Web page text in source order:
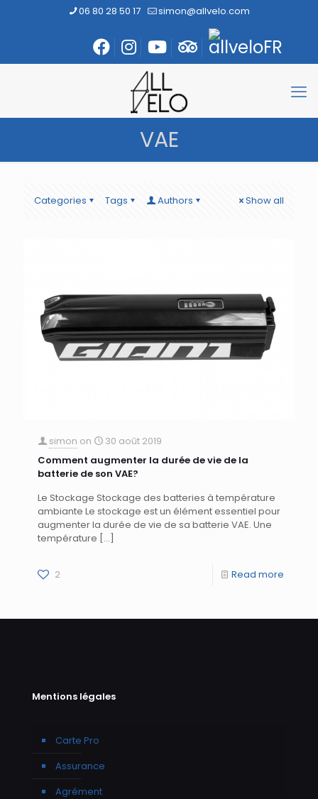
06 80 28 50 17 simon@allvelo.com
VAE
Categories Tags Authors Show all
simon on
30 août 2019
Comment augmenter la durée de vie de la
batterie de son VAE?
Le Stockage Stockage des batteries à température
ambiante Le stockage est un élément essentiel pour
augmenter la durée de vie de sa batterie VAE. Une
température […]
2 Read more
Mentions légales
Carte Pro
Assurance
Agrément